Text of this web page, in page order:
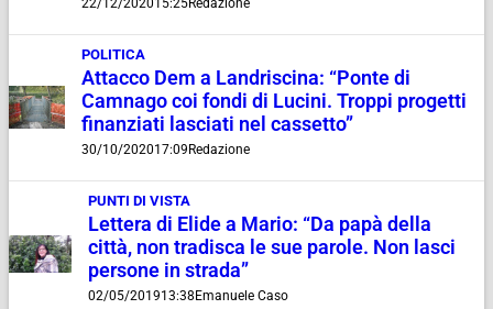
POLITICA
Attacco Dem a Landriscina: “Ponte di
Camnago coi fondi di Lucini. Troppi progetti
finanziati lasciati nel cassetto”
30/10/202017:09Redazione
PUNTI DI VISTA
Lettera di Elide a Mario: “Da papà della
città, non tradisca le sue parole. Non lasci
persone in strada”
02/05/201913:38Emanuele Caso